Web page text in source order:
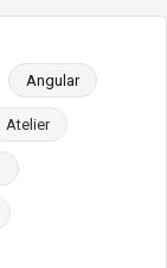
Angular
Atelier